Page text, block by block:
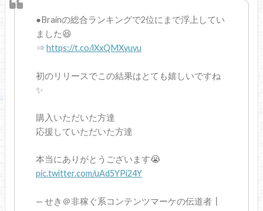
●Brainの総合ランキングで2位にまで浮上してい
ました😆
⇒https://t.co/lXxQMXyuyu
初のリリースでこの結果はとても嬉しいですね
✨
購入いただいた方達
応援していただいた方達
本当にありがとうございます😭
pic.twitter.com/uAd5YPi24Y
— せき＠非稼ぐ系コンテンツマーケの伝道者┃